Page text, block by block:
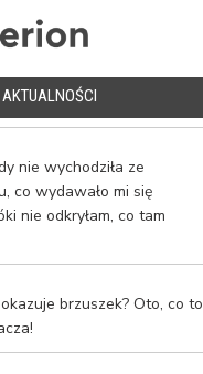
AKTUALNOŚCI
nie wychodziła ze
co wydawało mi się
nie odkryłam, co tam
brzuszek? Oto, co to